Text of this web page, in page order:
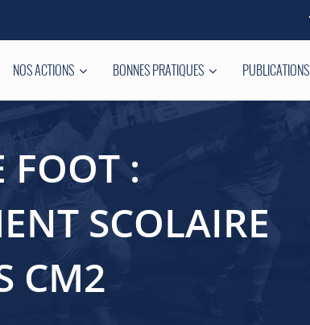
NOS ACTIONS BONNES PRATIQUES PUBLICATIONS
FOOT :
SCOLAIRE
CM2